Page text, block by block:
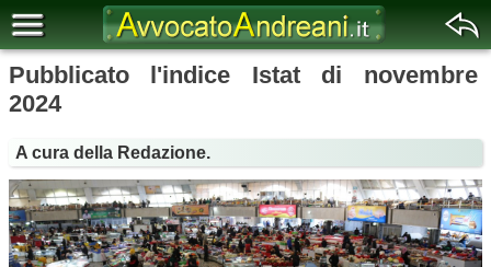
Pubblicato l'indice Istat di novembre
2024
A cura della Redazione.